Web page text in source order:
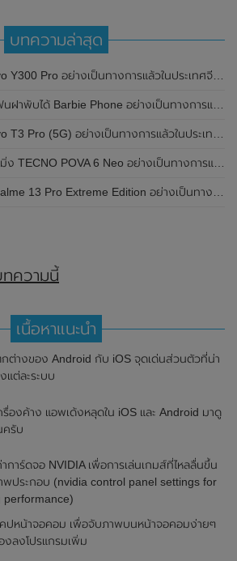
บทความล่าสุด
นประเทศจีน มาพร้อมดีไซน์พรีเมี่ยม ทนทาน และแบตเตอรี่สุดอึดขนาดใหญ่ 6,500mAh พร้อมรองรับการชาร์จไว 80W
Barbie Phone อย่างเป็นทางการแล้ว มาพร้อมธีมสีชมพูสดใส
Pro (5G) อย่างเป็นทางการแล้วในประเทศอินเดีย
6 Neo อย่างเป็นทางการแล้วในประเทศไทย ในราคา 8,499 บาท
Pro Extreme Edition อย่างเป็นทางการแล้วในประเทศจีน
ทความนี้
เนื้อหาแนะนำ
ต่างของ Android กับ iOS จุดเด่นส่วนตัวที่น่า
แต่ละระบบ
องค้าง แอพเด้งหลุดใน iOS และ Android มาดู
ครับ
การ์ดจอ NVIDIA เพื่อการเล่นเกมส์ที่ไหลลื่นขึ้น
ประกอบ (nvidia control panel settings for
performance)
คปหน้าจอคอม เพื่อจับภาพบนหน้าจอคอมง่ายๆ
งลงโปรแกรมเพิ่ม